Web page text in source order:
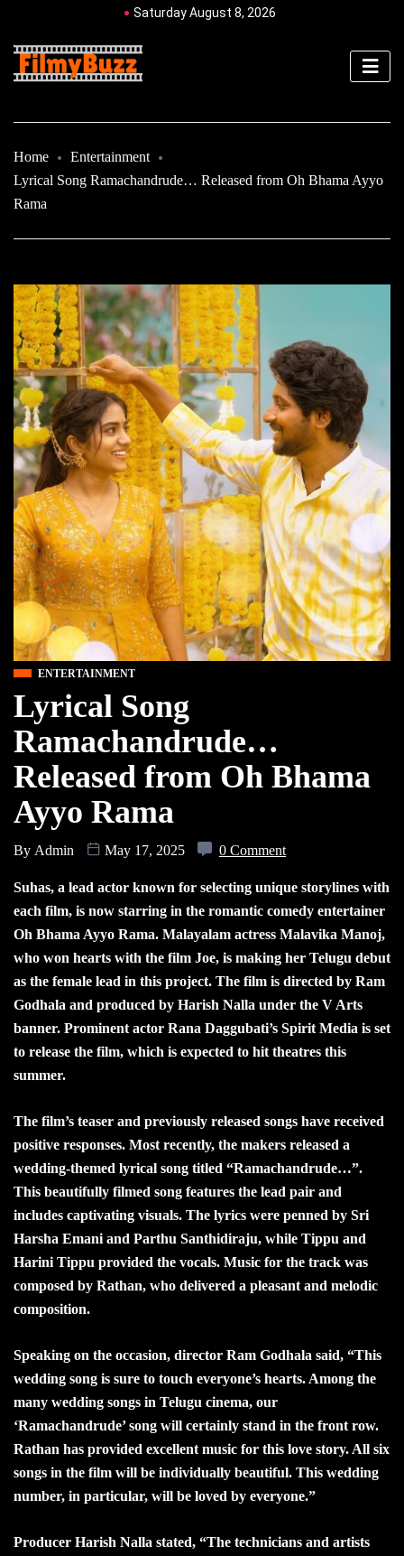
Saturday August 8, 2026
Home
Entertainment
Lyrical Song Ramachandrude… Released from Oh Bhama Ayyo
Rama
ENTERTAINMENT
Lyrical Song
Ramachandrude…
Released from Oh Bhama
Ayyo Rama
By Admin May 17, 2025 0 Comment
Suhas, a lead actor known for selecting unique storylines with
each film, is now starring in the romantic comedy entertainer
Oh Bhama Ayyo Rama. Malayalam actress Malavika Manoj,
who won hearts with the film Joe, is making her Telugu debut
as the female lead in this project. The film is directed by Ram
Godhala and produced by Harish Nalla under the V Arts
banner. Prominent actor Rana Daggubati’s Spirit Media is set
to release the film, which is expected to hit theatres this
summer.
The film’s teaser and previously released songs have received
positive responses. Most recently, the makers released a
wedding-themed lyrical song titled “Ramachandrude…”.
This beautifully filmed song features the lead pair and
includes captivating visuals. The lyrics were penned by Sri
Harsha Emani and Parthu Santhidiraju, while Tippu and
Harini Tippu provided the vocals. Music for the track was
composed by Rathan, who delivered a pleasant and melodic
composition.
Speaking on the occasion, director Ram Godhala said, “This
wedding song is sure to touch everyone’s hearts. Among the
many wedding songs in Telugu cinema, our
‘Ramachandrude’ song will certainly stand in the front row.
Rathan has provided excellent music for this love story. All six
songs in the film will be individually beautiful. This wedding
number, in particular, will be loved by everyone.”
Producer Harish Nalla stated, “The technicians and artists